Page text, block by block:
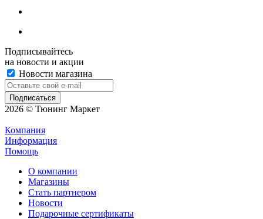
Подписывайтесь
на новости и акции
Новости магазина
2026 © Тюнинг Маркет
Компания
Информация
Помощь
О компании
Магазины
Стать партнером
Новости
Подарочные сертификаты